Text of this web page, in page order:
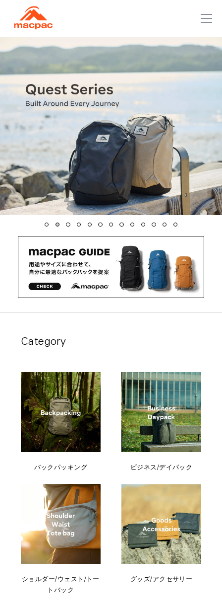
Category
バックパッキング ビジネス/デイパック
ショルダー/ウェスト/トー
トバック
グッズ/アクセサリー